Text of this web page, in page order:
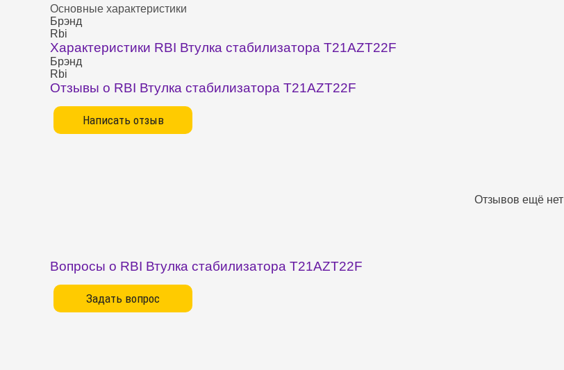
Основные характеристики
Брэнд
Rbi
Характеристики RBI Втулка стабилизатора T21AZT22F
Брэнд
Rbi
Отзывы о RBI Втулка стабилизатора T21AZT22F
Отзывов ещё нет
Вопросы о RBI Втулка стабилизатора T21AZT22F